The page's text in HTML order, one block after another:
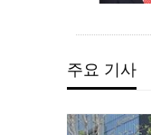
주요 기사